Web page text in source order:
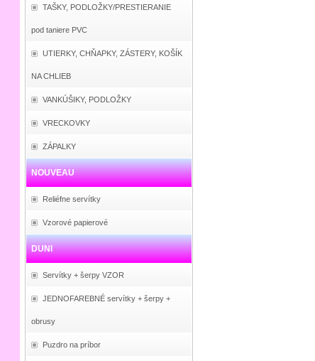
TAŠKY, PODLOŽKY/PRESTIERANIE
pod taniere PVC
UTIERKY, CHŇAPKY, ZÁSTERY, KOŠÍK
NA CHLIEB
VANKÚŠIKY, PODLOŽKY
VRECKOVKY
ZÁPALKY
NOUVEAU
Reliéfne servítky
Vzorové papierové
DUNI
Servítky + šerpy VZOR
JEDNOFAREBNÉ servítky + šerpy +
obrusy
Puzdro na príbor